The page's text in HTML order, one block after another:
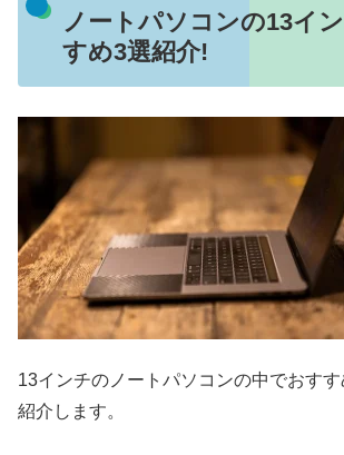
ノートパソコンの13イ
すめ3選紹介!
13インチのノートパソコンの中でおす
紹介します。